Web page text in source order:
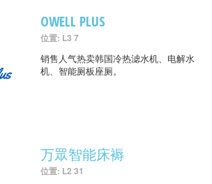
OWELL PLUS
位置: L3 7
销售人气热卖韩国冷热滤水机、电解水
机、智能厕板座厕。
万眾智能床褥
位置: L2 31